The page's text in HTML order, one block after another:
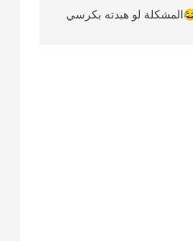
لو هبدته بكرسي